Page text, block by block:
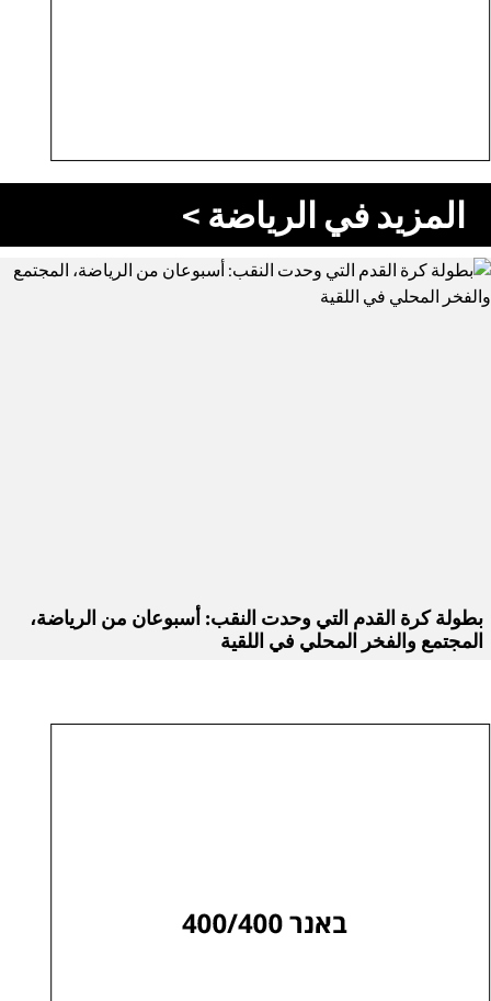
المزيد في الرياضة >
بطولة كرة القدم التي وحدت النقب: أسبوعان من الرياضة،
المجتمع والفخر المحلي في اللقية